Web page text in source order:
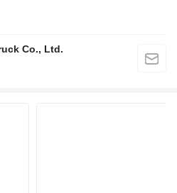
Co., Ltd.